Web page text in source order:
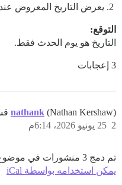
يعرض التاريخ المعروض
التوقع:
التاريخ هو يوم الحدث فقط.
3 إعجابات
nathank (Nathan Kershaw) قسَّم هذا الموضوع في
25 يونيو 2026، 6:14م 2
تم دمج 3 منشورات في موضوع موجود:
يمكن استخدامه بواسطة iCal